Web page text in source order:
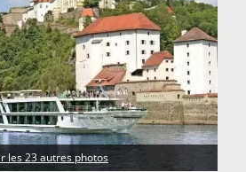
Compagnies
Rechercher
les 23 autres photos